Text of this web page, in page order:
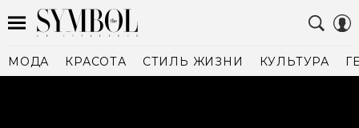
МОДА КРАСОТА СТИЛЬ ЖИЗНИ КУЛЬТУРА